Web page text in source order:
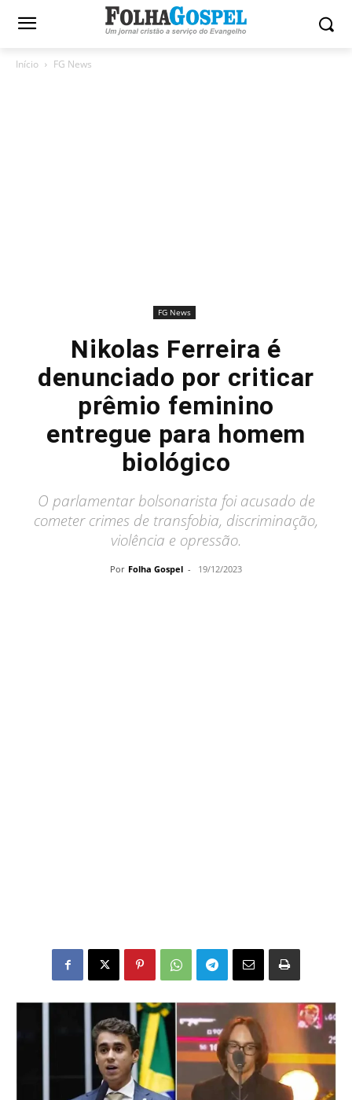
Início FG News
FG News
Nikolas Ferreira é
denunciado por criticar
prêmio feminino
entregue para homem
biológico
O parlamentar bolsonarista foi acusado de
cometer crimes de transfobia, discriminação,
violência e opressão.
Por Folha Gospel - 19/12/2023